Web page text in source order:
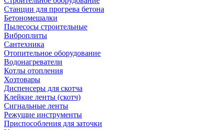
Станции для прогрева бетона
Бетономешалки
Пылесосы строительные
Виброплиты
Сантехника
Отопительное оборудование
Водонагреватели
Котлы отопления
Хозтовары
Диспенсеры для скотча
Клейкие ленты (скотч)
Сигнальные ленты
Режущие инструменты
Приспособления для заточки